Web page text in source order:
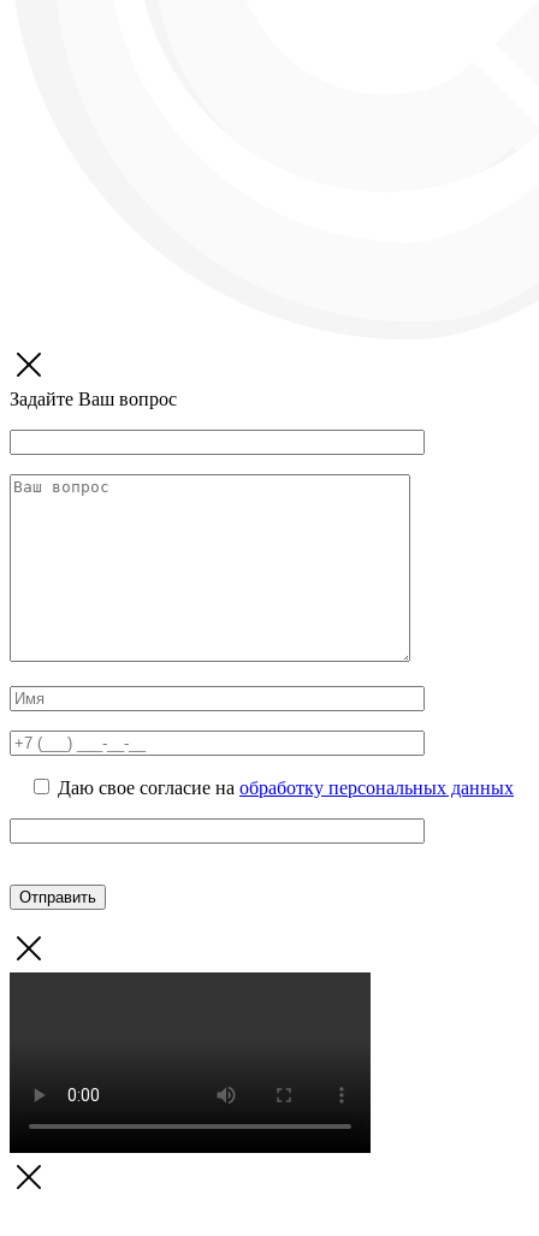
Задайте Ваш вопрос
Даю свое согласие на обработку персональных данных